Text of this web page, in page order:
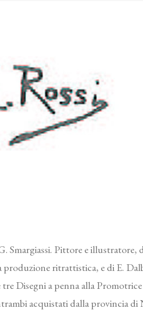
Pittore e illustratore,
ritrattistica, e di E.
Disegni a penna alla
acquistati dalla provincia di